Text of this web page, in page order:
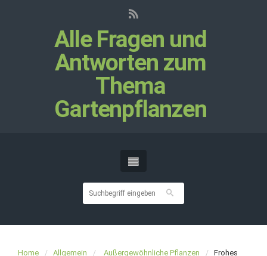
Alle Fragen und
Antworten zum
Thema
Gartenpflanzen
Home Allgemein Außergewöhnliche Pflanzen
Frohes